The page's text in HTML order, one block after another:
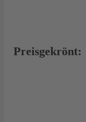
Preisgekrönt: